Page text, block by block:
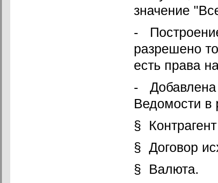
значение
-
разрешено
есть права
- Добавлена
Ведомости в
§
§ Договор
§ Валюта.